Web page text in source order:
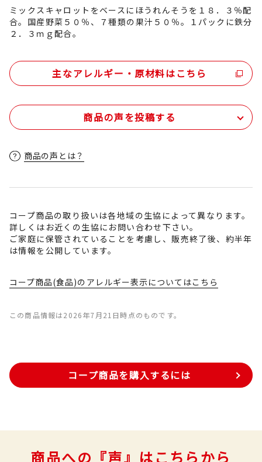
ミックスキャロットをベースにほうれんそうを１８．３％配
合。国産野菜５０％、７種類の果汁５０％。１パックに鉄分
２．３ｍｇ配合。
主なアレルギー・原材料はこちら
商品の声を投稿する
商品の声とは？
コープ商品の取り扱いは各地域の生協によって異なります。
詳しくはお近くの生協にお問い合わせ下さい。
ご家庭に保管されていることを考慮し、販売終了後、約半年
は情報を公開しています。
コープ商品(食品)のアレルギー表示についてはこちら
この商品情報は2026年7月21日時点のものです。
コープ商品を購入するには
商品への『声』はこちらから